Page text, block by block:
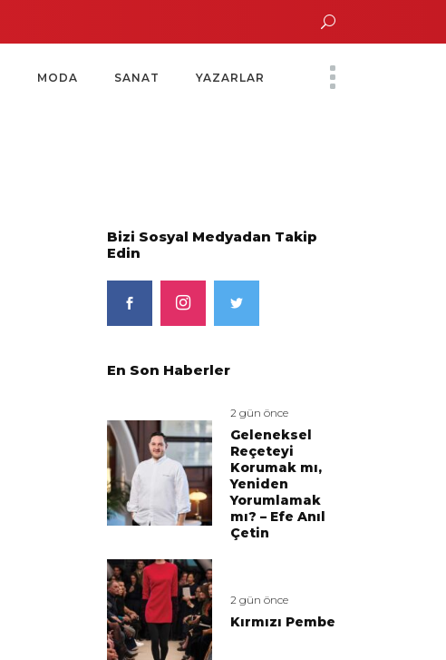
Yoko Ono Sergisi Özel Bir Davetle Açıldı
MODA SANAT YAZARLAR
Bizi Sosyal Medyadan Takip
Edin
En Son Haberler
2 gün önce
Geleneksel
Reçeteyi
Korumak mı,
Yeniden
Yorumlamak
mı? – Efe Anıl
Çetin
2 gün önce
Kırmızı Pembe